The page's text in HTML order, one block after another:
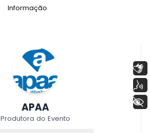
Tag:
Informação
APAA
Produtora do Evento